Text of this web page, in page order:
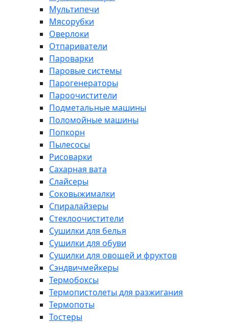
Мультипечи
Мясорубки
Оверлоки
Отпариватели
Пароварки
Паровые системы
Парогенераторы
Пароочистители
Подметальные машины
Поломойные машины
Попкорн
Пылесосы
Рисоварки
Сахарная вата
Слайсеры
Соковыжималки
Спиралайзеры
Стеклоочистители
Сушилки для белья
Сушилки для обуви
Сушилки для овощей и фруктов
Сэндвичмейкеры
Термобоксы
Термопистолеты для разжигания
Термопоты
Тостеры